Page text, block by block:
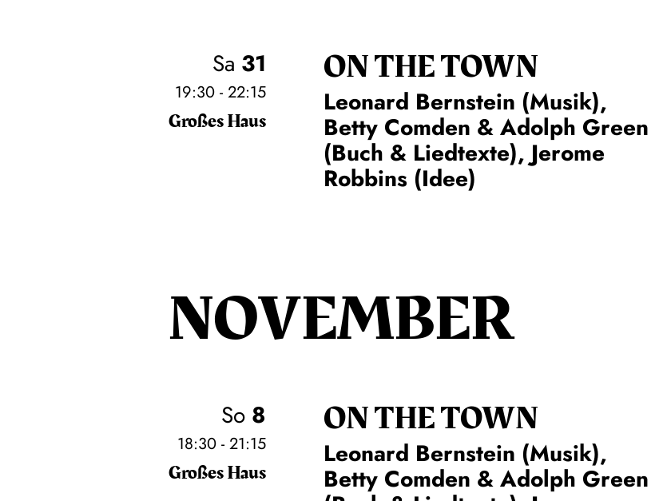
Sa 31
19:30 - 22:15
Großes Haus
ON THE TOWN
Leonard Bernstein (Musik),
Betty Comden & Adolph Green
(Buch & Liedtexte), Jerome
Robbins (Idee)
NOVEMBER
So 8
18:30 - 21:15
Großes Haus
ON THE TOWN
Leonard Bernstein (Musik),
Betty Comden & Adolph Green